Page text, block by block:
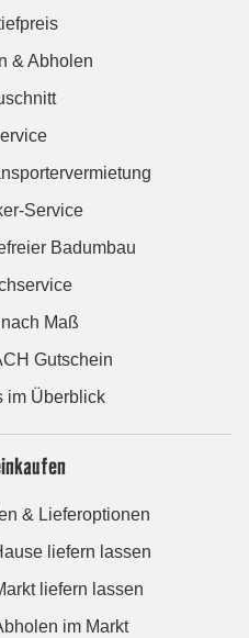
& Abholen
Service
Badumbau
Maß
Gutschein
im Überblick
& Lieferoptionen
liefern lassen
liefern lassen
im Markt